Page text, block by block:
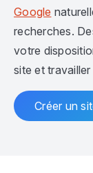
Google
recherches.
votre
site et
Créer un